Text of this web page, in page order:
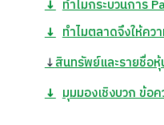
↓ ทำไมกระบวนการ
↓ ทำไมตลาดจึงให้คว
↓สินทรัพย์และรายชื่อ
↓ มุมมองเชิงบวก ข้อค